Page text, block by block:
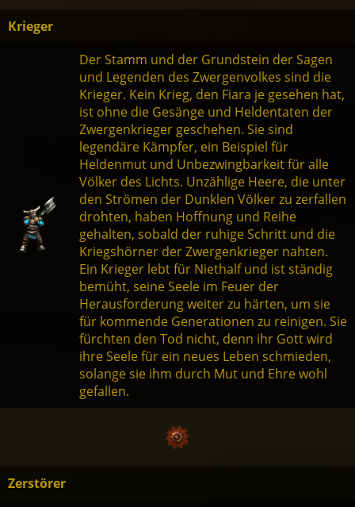
Krieger
Der Stamm und der Grundstein der Sagen
und Legenden des Zwergenvolkes sind die
Krieger. Kein Krieg, den Fiara je gesehen hat,
ist ohne die Gesänge und Heldentaten der
Zwergenkrieger geschehen. Sie sind
legendäre Kämpfer, ein Beispiel für
Heldenmut und Unbezwingbarkeit für alle
Völker des Lichts. Unzählige Heere, die unter
den Strömen der Dunklen Völker zu zerfallen
drohten, haben Hoffnung und Reihe
gehalten, sobald der ruhige Schritt und die
Kriegshörner der Zwergenkrieger nahten.
Ein Krieger lebt für Niethalf und ist ständig
bemüht, seine Seele im Feuer der
Herausforderung weiter zu härten, um sie
für kommende Generationen zu reinigen. Sie
fürchten den Tod nicht, denn ihr Gott wird
ihre Seele für ein neues Leben schmieden,
solange sie ihm durch Mut und Ehre wohl
gefallen.
Zerstörer